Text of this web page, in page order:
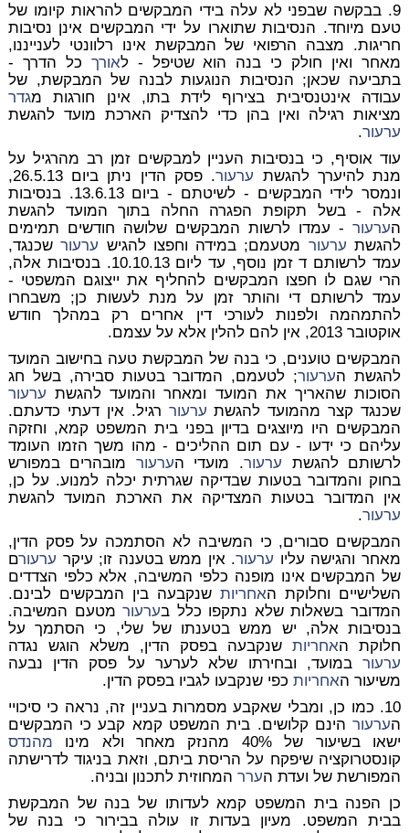
9. בבקשה שבפני לא עלה בידי המבקשים להראות קיומו של
טעם מיוחד. הנסיבות שתוארו על ידי המבקשים אינן נסיבות
חריגות. מצבה הרפואי של המבקשת אינו רלוונטי לענייננו,
מאחר ואין חולק כי בנה הוא שטיפל - לאורך כל הדרך -
בתביעה שכאן; הנסיבות הנוגעות לבנה של המבקשת, של
עבודה אינטנסיבית בצירוף לידת בתו, אינן חורגות מגדר
מציאות רגילה ואין בהן כדי להצדיק הארכת מועד להגשת
ערעור.
עוד אוסיף, כי בנסיבות העניין למבקשים זמן רב מהרגיל על
מנת להיערך להגשת ערעור
. פסק הדין ניתן ביום 26.5.13,
ונמסר לידי המבקשים - לשיטתם - ביום 13.6.13. בנסיבות
אלה - בשל תקופת הפגרה החלה בתוך המועד להגשת
הערעור- עמדו לרשות המבקשים שלושה חודשים תמימים
להגשת ערעור מטעמם; במידה וחפצו להגיש ערעורשכנגד,
עמד לרשותם ד זמן נוסף, עד ליום 10.10.13. בנסיבות אלה,
הרי שגם לו חפצו המבקשים להחליף את ייצוגם המשפטי -
עמד לרשותם די והותר זמן על מנת לעשות כן; משבחרו
להתמהמה ולפנות לעורכי דין אחרים רק במהלך חודש
אוקטובר 2013, אין להם להלין אלא על עצמם.
המבקשים טוענים, כי בנה של המבקשת טעה בחישוב המועד
להגשת הערעור; לטעמם, המדובר בטעות סבירה, בשל חג
הסוכות שהאריך את המועד ומאחר והמועד להגשת ערעור
שכנגד קצר מהמועד להגשת ערעור רגיל. אין דעתי כדעתם.
המבקשים היו מיוצגים בדיון בפני בית המשפט קמא, וחזקה
עליהם כי ידעו - עם תום ההליכים - מהו משך הזמו העומד
לרשותם להגשת ערעור. מועדי הערעור מובהרים במפורש
בחוק והמדובר בטעות שבדיקה שגרתית יכלה למנוע. על כן,
אין המדובר בטעות המצדיקה את הארכת המועד להגשת
ערעור.
המבקשים סבורים, כי המשיבה לא הסתמכה על פסק הדין,
מאחר והגישה עליו ערעור. אין ממש בטענה זו; עיקר ערעורם
של המבקשים אינו מופנה כלפי המשיבה, אלא כלפי הצדדים
השלישיים וחלוקת האחריותשנקבעה בין המבקשים לבינם.
המדובר בשאלות שלא נתקפו כלל בערעורמטעם המשיבה.
בנסיבות אלה, יש ממש בטענתו של שלי, כי הסתמך על
חלוקת האחריותשנקבעה בפסק הדין, משלא הוגש נגדה
ערעורבמועד, ובחירתו שלא לערער על פסק הדין נבעה
משיעור האחריותכפי שנקבעו לגביו בפסק הדין.
10. כמו כן, ומבלי שאקבע מסמרות בעניין זה, נראה כי סיכויי
הערעורהינם קלושים. בית המשפט קמא קבע כי המבקשים
ישאו בשיעור של 40% מהנזק מאחר ולא מינו
מהנדס
קונסטרוקציה שיפקח על הריסת ביתם, וזאת בניגוד לדרישתה
המפורשת של ועדת העררהמחוזית לתכנון ובניה.
כן הפנה בית המשפט קמא לעדותו של בנה של המבקשת
בבית המשפט. מעיון בעדות זו עולה בבירור כי בנה של